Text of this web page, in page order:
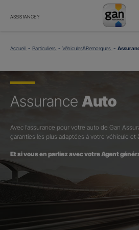
ASSISTANCE ?
Accueil Particuliers Véhicules&Remorques
Assurance Auto
Avec l’assurance pour votre auto de Gan
garanties les plus adaptées à votre véhicule et
Et si vous en parliez avec votre Agent